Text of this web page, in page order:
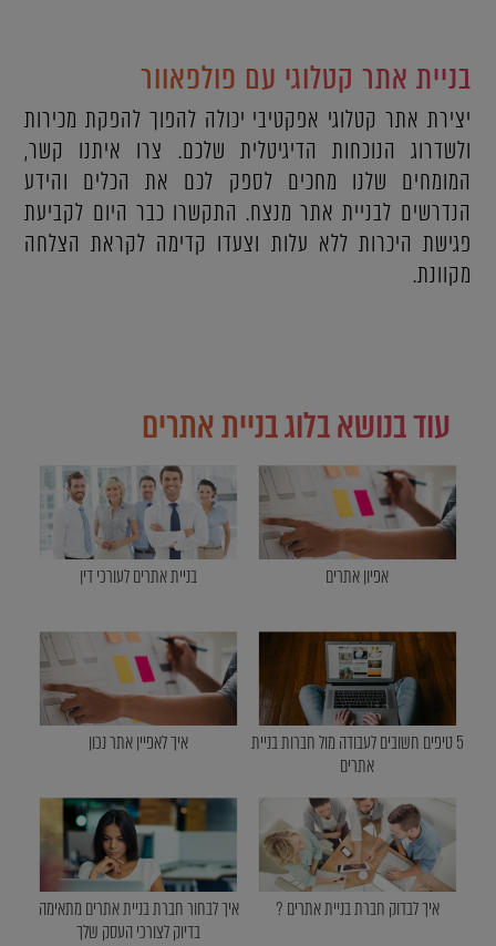
בניית אתר קטלוגי עם פולפאוור
יצירת אתר קטלוגי אפקטיבי יכולה להפוך להפקת מכירות
ולשדרוג הנוכחות הדיגיטלית שלכם. צרו איתנו קשר,
המומחים שלנו מחכים לספק לכם את הכלים והידע
הנדרשים לבניית אתר מנצח. התקשרו כבר היום לקביעת
פגישת היכרות ללא עלות וצעדו קדימה לקראת הצלחה
מקוונת.
עוד בנושא בלוג בניית אתרים
אפיון אתרים בניית אתרים לעורכי דין
5 טיפים חשובים לעבודה מול חברות בניית
אתרים
איך לאפיין אתר נכון
איך לבדוק חברת בניית אתרים ?
איך לבחור חברת בניית אתרים מתאימה
בדיוק לצורכי העסק שלך